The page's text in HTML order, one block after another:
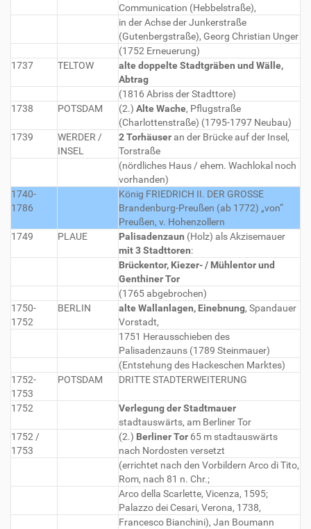
Communication (Hebbelstraße),
in der Achse der Junkerstraße
(Gutenbergstraße), Georg Christian Unger
(1752 Erneuerung)
1737
TELTOW
alte doppelte Stadtgräben und Wälle,
Abtrag
(1816 Abriss der Stadttore)
1738
POTSDAM (2.) Alte Wache, Pflugstraße
(Charlottenstraße) (1795-1797 Neubau)
1739
WERDER /
INSEL
2 Torhäuser an der Brücke auf der Insel,
Torstraße
(nördliches Haus / ehem. Wachlokal noch
vorhanden)
1740-
1786
König FRIEDRICH II. DER GROSSE
Brandenburg-Preußen (ab 1772) „von“
Preußen, v. Hohenzollern
1749
PLAUE Palisadenzaun (Holz) als Akzisemauer
mit 3 Stadttoren:
Brückentor, Kiezer- / Mühlentor und
Genthiner Tor
(1765 abgebrochen)
1750-
1752
BERLIN alte Wallanlagen, Einebnung, Spandauer
Vorstadt,
1751 Herausschieben des
Palisadenzauns (1789 Steinmauer)
(Entstehung des Hackeschen Marktes)
1752-
1753
POTSDAM DRITTE STADTERWEITERUNG
1752
Verlegung der Stadtmauer
stadtauswärts, am Berliner Tor
1752 /
1753
(2.) Berliner Tor 65 m stadtauswärts
nach Nordosten versetzt
(errichtet nach den Vorbildern Arco di Tito,
Rom, nach 81 n. Chr.;
Arco della Scarlette, Vicenza, 1595;
Palazzo dei Cesari, Verona, 1738,
Francesco Bianchini), Jan Boumann